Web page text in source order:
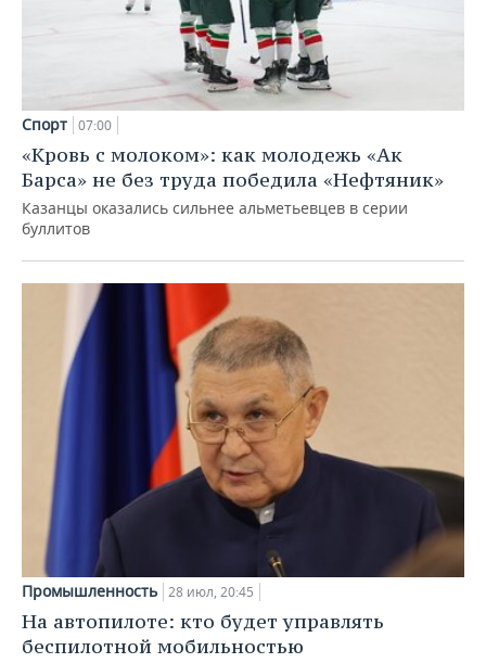
Спорт 07:00
«Кровь с молоком»: как молодежь «Ак
Барса» не без труда победила «Нефтяник»
Казанцы оказались сильнее альметьевцев в серии
буллитов
Промышленность 28 июл, 20:45
На автопилоте: кто будет управлять
беспилотной мобильностью